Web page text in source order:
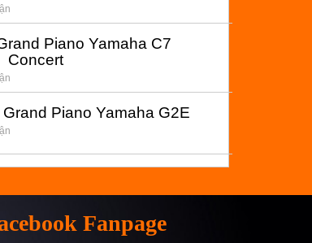
Piano Yamaha C7
Concert
Piano Yamaha G2E
Fanpage